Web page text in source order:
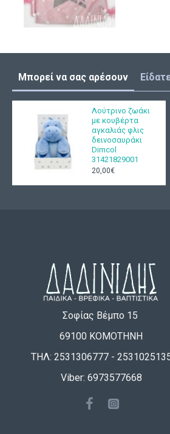
Μπορεί να σας αρέσουν
Λούτρινο ζωάκι
με κουβέρτα
αγκαλιάς φλις
δεινοσαυράκι
Dimcol
31421829001
20,00€
Σοφίας Βέμπο 15
69100 ΚΟΜΟΤΗΝΗ
ΤΗΛ: 2531306777 -
Viber: 6973577668